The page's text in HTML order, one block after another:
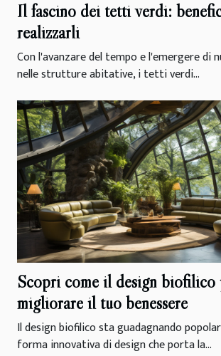
Il fascino dei tetti verdi:
realizzarli
Con l'avanzare del tempo e l'emergere di
nelle strutture abitative, i tetti verdi...
Scopri come il design biofilico
migliorare il tuo benessere
Il design biofilico sta guadagnando
forma innovativa di design che porta la...